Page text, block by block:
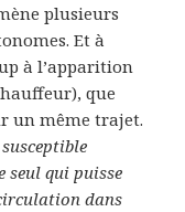
plusieurs
Et à
à l’apparition
que
un même trajet.
seul qui puisse
dans